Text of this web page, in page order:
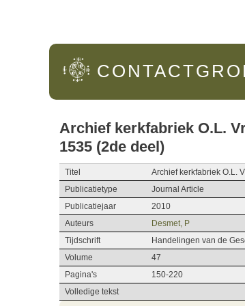
Archief kerkfabriek O.L.
1535 (2de deel)
Titel
Archief kerkfabriek O.L.
Publicatietype
Journal Article
Publicatiejaar
2010
Auteurs
Desmet, P
Tijdschrift
Handelingen van de
Volume
47
Pagina's
150-220
Volledige tekst